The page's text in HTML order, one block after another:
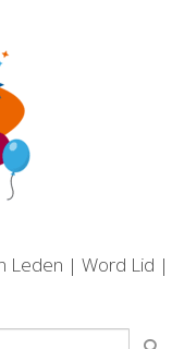
Leden | Word Lid |